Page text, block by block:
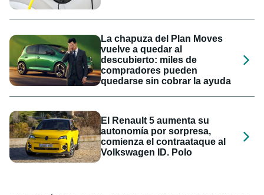
La chapuza del Plan Moves
vuelve a quedar al
descubierto: miles de
compradores pueden
quedarse sin cobrar la ayuda
El Renault 5 aumenta su
autonomía por sorpresa,
comienza el contraataque al
Volkswagen ID. Polo